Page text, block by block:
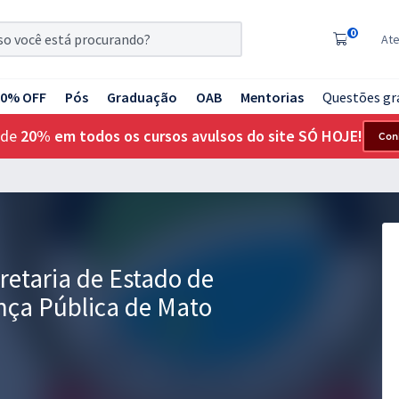
0
OFF Pós Graduação OAB Mentorias Questões
20% em todos os cursos avulsos do site SÓ HOJE!
de Estado de
Pública de Mato